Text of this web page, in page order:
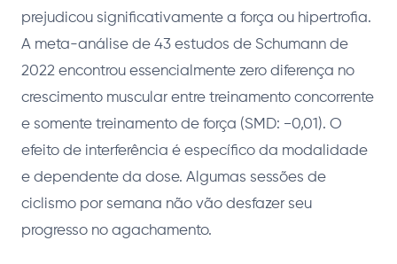
prejudicou significativamente a força ou hipertrofia.
A meta-análise de 43 estudos de Schumann de
2022 encontrou essencialmente zero diferença no
crescimento muscular entre treinamento concorrente
e somente treinamento de força (SMD: −0,01). O
efeito de interferência é específico da modalidade
e dependente da dose. Algumas sessões de
ciclismo por semana não vão desfazer seu
progresso no agachamento.